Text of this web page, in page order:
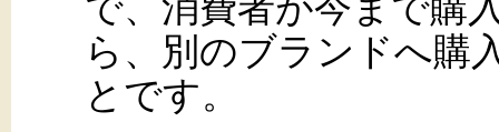
ら、別のブランドへ購
とです。